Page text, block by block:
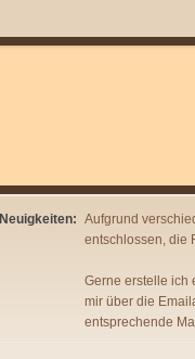
Neuigkeiten: Aufgrund
entschlossen, die
Gerne erstelle ich
mir über die
entsprechende